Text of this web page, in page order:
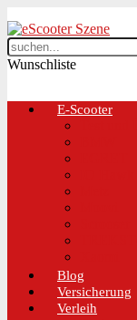
Wunschliste
E-Scooter
Blog
Versicherung
Verleih